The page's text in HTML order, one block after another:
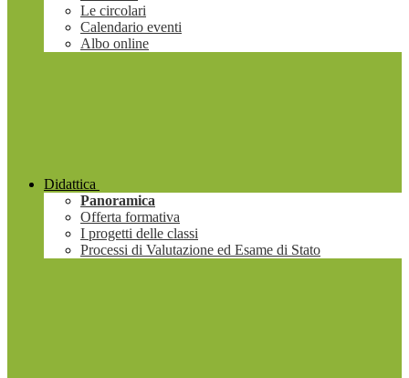
Le circolari
Calendario eventi
Albo online
Didattica
Panoramica
Offerta formativa
I progetti delle classi
Processi di Valutazione ed Esame di Stato